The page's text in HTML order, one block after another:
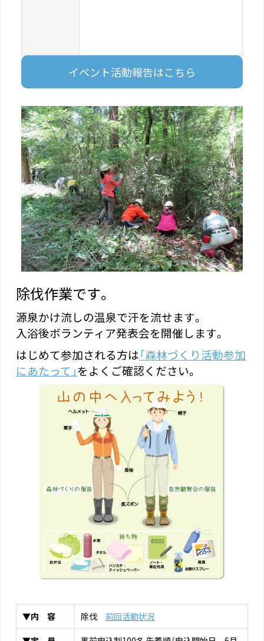
イベント活動報告はこちら
除伐作業です。
源泉かけ流しの温泉で汗を流せます。
入浴後ボランティア発表会を開催します。
はじめて参加される方は「森林づくり活動参加
にあたって」をよくご確認ください。
▼内 容 除伐 前回活動状況